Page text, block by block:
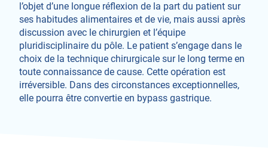
l’objet d’une longue réflexion de la part du patient sur
ses habitudes alimentaires et de vie, mais aussi après
discussion avec le chirurgien et l’équipe
pluridisciplinaire du pôle. Le patient s’engage dans le
choix de la technique chirurgicale sur le long terme en
toute connaissance de cause. Cette opération est
irréversible. Dans des circonstances exceptionnelles,
elle pourra être convertie en bypass gastrique.